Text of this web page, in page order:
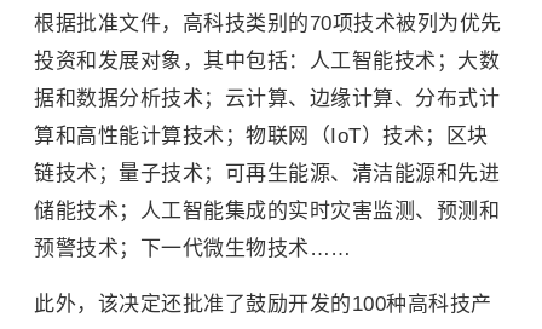
根据批准文件，高科技类别的70项技术被列为优先
投资和发展对象，其中包括：人工智能技术；大数
据和数据分析技术； 云计算、 边缘计算、分布式计
算和高性能计算技术； 物联网
（IoT）技术；区块
链技术；量子技术； 可再生能源、清洁能源和先进
储能技术；人工智能集成的实时灾害监测、预测和
预警技术；下一代微生物技术……
此外，该决定还批准了鼓励开发的100种高科技产